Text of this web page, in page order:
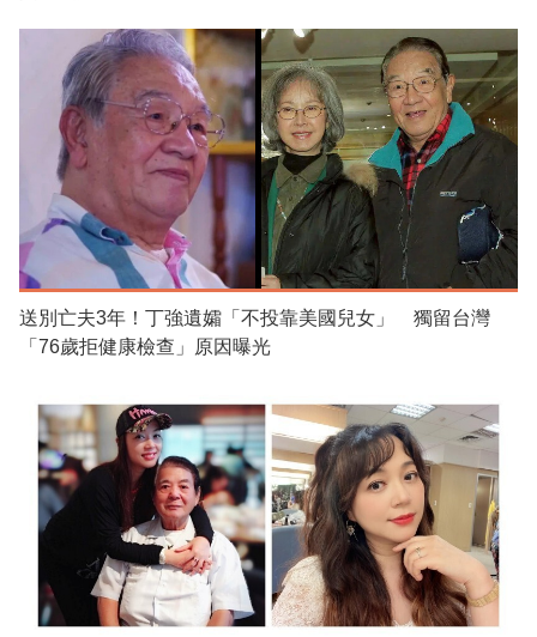
送別亡夫3年！丁強遺孀「不投靠美國兒女」 獨留台灣
「76歲拒健康檢查」原因曝光